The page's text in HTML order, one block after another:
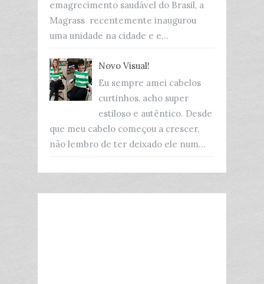
emagrecimento saudável do Brasil, a
Magrass recentemente inaugurou
uma unidade na cidade e e...
Novo Visual!
Eu sempre amei cabelos
curtinhos, acho super
estiloso e autêntico. Desde
que meu cabelo começou a crescer,
não lembro de ter deixado ele num...